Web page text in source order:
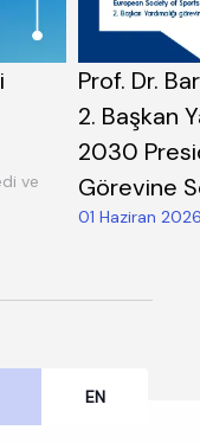
ve
Prof. Dr.
2. Başkan
2030
Görevine
01 Haziran